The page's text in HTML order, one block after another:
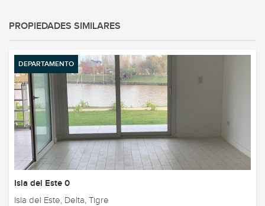
PROPIEDADES SIMILARES
DEPARTAMENTO
Isla del Este 0
Isla del Este, Delta, Tigre